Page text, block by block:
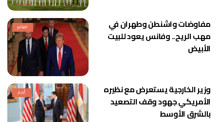
العالم
مفاوضات واشنطن وطهران في
مهب الريح.. وفانس يعود للبيت
الأبيض
أخبار
وزير الخارجية يستعرض مع نظيره
الأمريكي جهود وقف التصعيد
بالشرق الأوسط